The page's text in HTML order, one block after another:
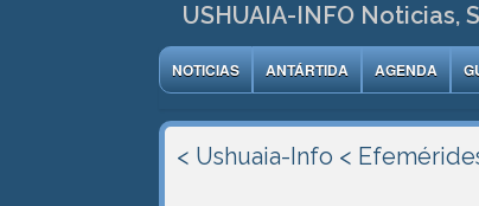
USHUAIA-INFO Noticias,
NOTICIAS ANTÁRTIDA AGENDA
< Ushuaia-Info <